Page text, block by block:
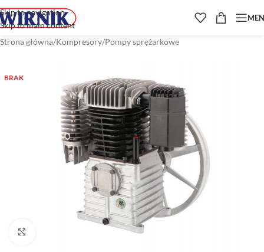
Skip to navigation
Skip to main content
Strona główna/Kompresory/Pompy sprężarkowe
BRAK